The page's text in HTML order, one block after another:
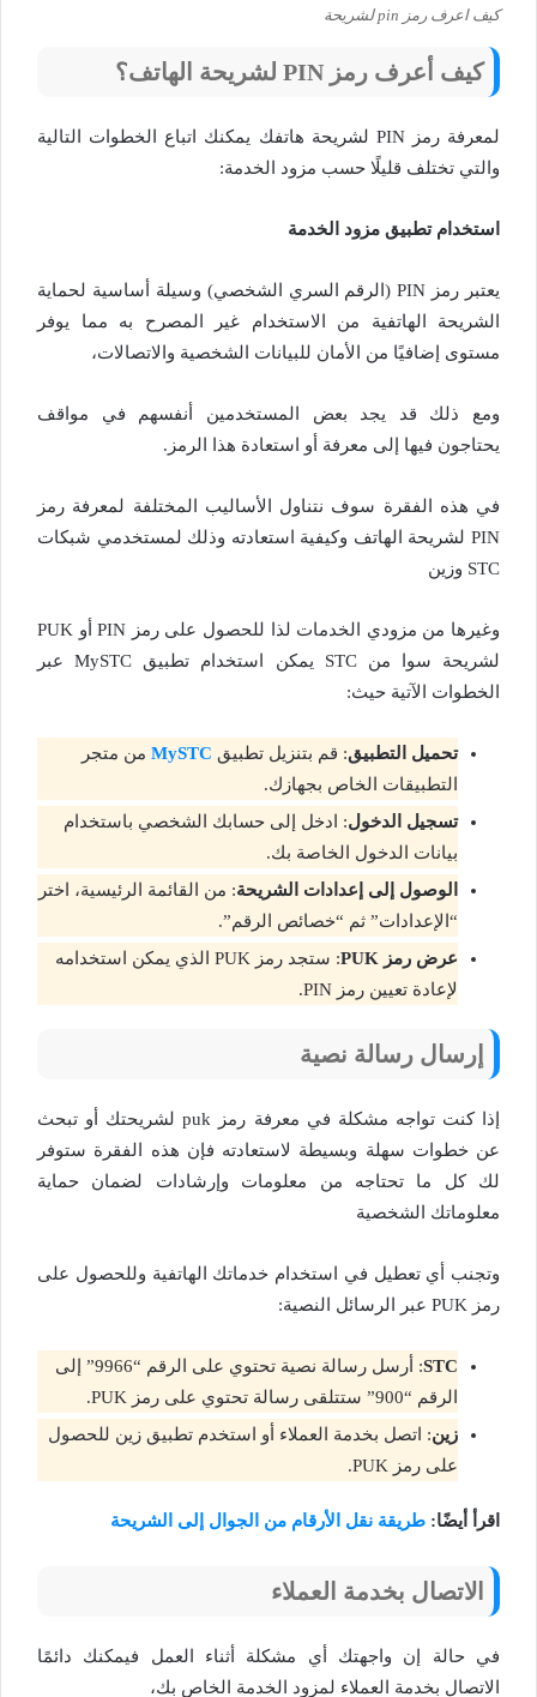
كيف اعرف رمز pin لشريحة
كيف أعرف رمز PIN لشريحة الهاتف؟
لمعرفة رمز PIN لشريحة هاتفك يمكنك اتباع الخطوات التالية
والتي تختلف قليلًا حسب مزود الخدمة:
استخدام تطبيق مزود الخدمة
يعتبر رمز PIN (الرقم السري الشخصي) وسيلة أساسية لحماية
الشريحة الهاتفية من الاستخدام غير المصرح به مما يوفر
مستوى إضافيًا من الأمان للبيانات الشخصية والاتصالات،
ومع ذلك قد يجد بعض المستخدمين أنفسهم في مواقف
يحتاجون فيها إلى معرفة أو استعادة هذا الرمز.
في هذه الفقرة سوف نتناول الأساليب المختلفة لمعرفة رمز
PIN لشريحة الهاتف وكيفية استعادته وذلك لمستخدمي شبكات
STC وزين
وغيرها من مزودي الخدمات لذا للحصول على رمز PIN أو PUK
لشريحة سوا من STC يمكن استخدام تطبيق MySTC عبر
الخطوات الآتية حيث:
تحميل التطبيق: قم بتنزيل تطبيق MySTC من متجر
التطبيقات الخاص بجهازك.
تسجيل الدخول: ادخل إلى حسابك الشخصي باستخدام
بيانات الدخول الخاصة بك.
الوصول إلى إعدادات الشريحة: من القائمة الرئيسية، اختر
“الإعدادات” ثم “خصائص الرقم”.
عرض رمز PUK
: ستجد رمز PUK الذي يمكن استخدامه
لإعادة تعيين رمز PIN.
إرسال رسالة نصية
إذا كنت تواجه مشكلة في معرفة رمز puk لشريحتك أو تبحث
عن خطوات سهلة وبسيطة لاستعادته فإن هذه الفقرة ستوفر
لك كل ما تحتاجه من معلومات وإرشادات لضمان حماية
معلوماتك الشخصية
وتجنب أي تعطيل في استخدام خدماتك الهاتفية وللحصول على
رمز PUK عبر الرسائل النصية:
STC
: أرسل رسالة نصية تحتوي على الرقم “9966” إلى
الرقم “900” ستتلقى رسالة تحتوي على رمز PUK.
زين: اتصل بخدمة العملاء أو استخدم تطبيق زين للحصول
على رمز PUK.
اقرأ أيضًا: طريقة نقل الأرقام من الجوال إلى الشريحة
الاتصال بخدمة العملاء
في حالة إن واجهتك أي مشكلة أثناء العمل فيمكنك دائمًا
الاتصال بخدمة العملاء لمزود الخدمة الخاص بك،